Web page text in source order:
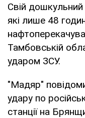
Свій
які лише 48
Тамбовській
ударом ЗСУ.
"Мадяр"
удару по
станції на